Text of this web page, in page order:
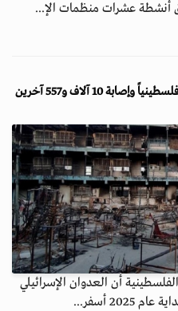
أنشطة عشرات منظمات الإ...
أن العدوان الإسرائيلي
أسفر...